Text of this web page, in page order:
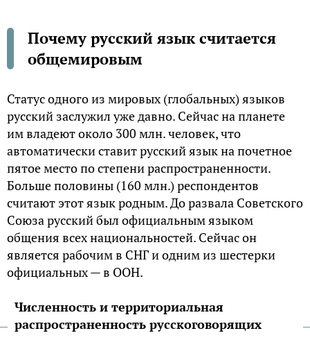
Почему русский язык считается
общемировым
Статус одного из мировых (глобальных) языков
русский заслужил уже давно. Сейчас на планете
им владеют около 300 млн. человек, что
автоматически ставит русский язык на почетное
пятое место по степени распространенности.
Больше половины (160 млн.) респондентов
считают этот язык родным. До развала Советского
Союза русский был официальным языком
общения всех национальностей. Сейчас он
является рабочим в СНГ и одним из шестерки
официальных — в ООН.
Численность и территориальная
распространенность русскоговорящих